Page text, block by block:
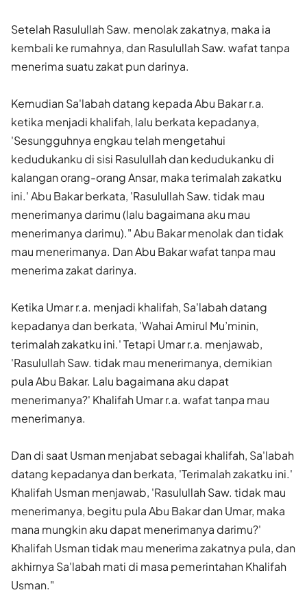
Setelah Rasulullah Saw. menolak zakatnya, maka ia
kembali ke rumah­nya, dan Rasulullah Saw. wafat tanpa
menerima suatu zakat pun darinya.
Kemudian Sa'labah datang kepada Abu Bakar r.a.
ketika menjadi khalifah, lalu berkata kepadanya,
'Sesungguhnya engkau telah menge­tahui
kedudukanku di sisi Rasulullah dan kedudukanku di
kalangan orang-orang Ansar, maka terimalah zakatku
ini.' Abu Bakar berkata, 'Rasulullah Saw. tidak mau
menerimanya darimu (lalu bagaimana aku mau
menerimanya darimu)." Abu Bakar menolak dan tidak
mau menerimanya. Dan Abu Bakar wafat tanpa mau
menerima zakat darinya.
Ketika Umar r.a. menjadi khalifah, Sa'labah datang
kepadanya dan berkata, 'Wahai Amirul Mu’minin,
terimalah zakatku ini.' Tetapi Umar r.a. menjawab,
'Rasulullah Saw. tidak mau menerimanya, demi­kian
pula Abu Bakar. Lalu bagaimana aku dapat
menerimanya?' Khalifah Umar r.a. wafat tanpa mau
menerimanya.
Dan di saat Usman menjabat sebagai khalifah, Sa'labah
datang kepadanya dan berkata, 'Terimalah zakatku ini.'
Khalifah Usman menjawab, 'Rasulullah Saw. tidak mau
menerimanya, begitu pula Abu Bakar dan Umar, maka
mana mungkin aku dapat menerimanya darimu?'
Khalifah Usman tidak mau menerima zakatnya pula, dan
akhirnya Sa'labah mati di masa pemerintahan Khalifah
Usman."